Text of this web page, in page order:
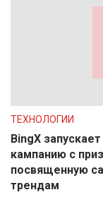
ТЕХНОЛОГИИ
BingX
кампанию с
посвященную
трендам